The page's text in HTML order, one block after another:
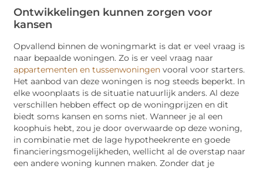
Ontwikkelingen kunnen zorgen voor
kansen
Opvallend binnen de woningmarkt is dat er veel vraag is
naar bepaalde woningen. Zo is er veel vraag naar
appartementen en tussenwoningen vooral voor starters.
Het aanbod van deze woningen is nog steeds beperkt. In
elke woonplaats is de situatie natuurlijk anders. Al deze
verschillen hebben effect op de woningprijzen en dit
biedt soms kansen en soms niet. Wanneer je al een
koophuis hebt, zou je door overwaarde op deze woning,
in combinatie met de lage hypotheekrente en goede
financieringsmogelijkheden, wellicht al de overstap naar
een andere woning kunnen maken. Zonder dat je